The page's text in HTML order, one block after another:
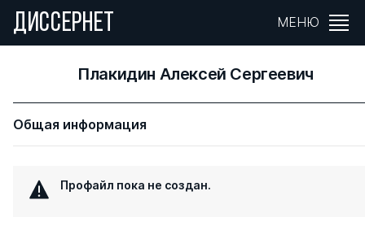
ДИССЕРНЕТ МЕНЮ
Плакидин Алексей Сергеевич
Общая информация
Профайл пока не создан.